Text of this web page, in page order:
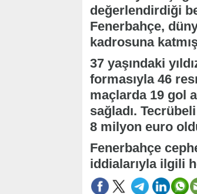
değerlendirdiği
Fenerbahçe,
kadrosuna
37 yaşındaki
formasıyla 46
maçlarda 19 gol
sağladı.
8 milyon euro
Fenerbahçe
iddialarıyla ilgili